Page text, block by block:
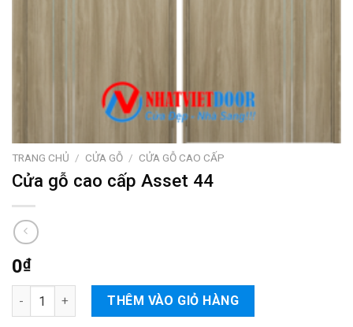
TRANG CHỦ / CỬA GỖ / CỬA GỖ CAO CẤP
Cửa gỗ cao cấp Asset 44
0₫
Cửa gỗ cao cấp Asset 44 số lượng
THÊM VÀO GIỎ HÀNG